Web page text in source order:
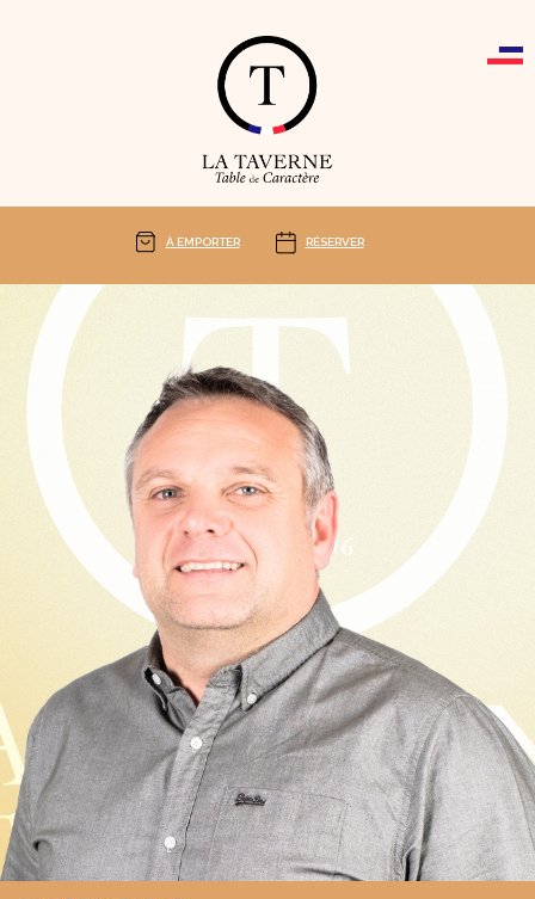
À EMPORTER RÉSERVER